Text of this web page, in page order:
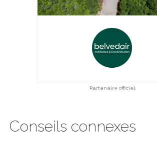
Partenaire officiel
Conseils connexes